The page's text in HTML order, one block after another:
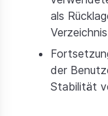
als
der
Stabilität